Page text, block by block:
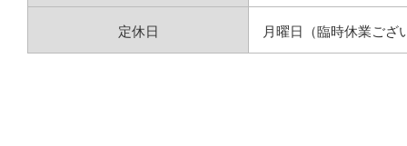
定休日 月曜日（臨時休業ござ